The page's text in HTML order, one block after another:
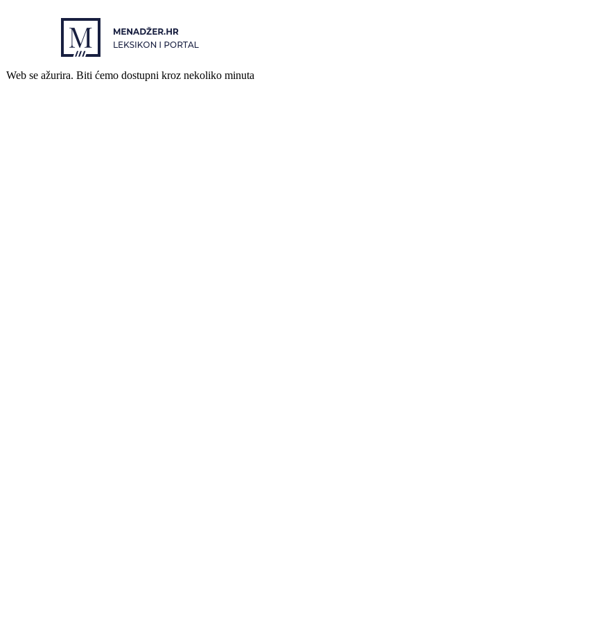
Web se ažurira. Biti ćemo dostupni kroz nekoliko minuta